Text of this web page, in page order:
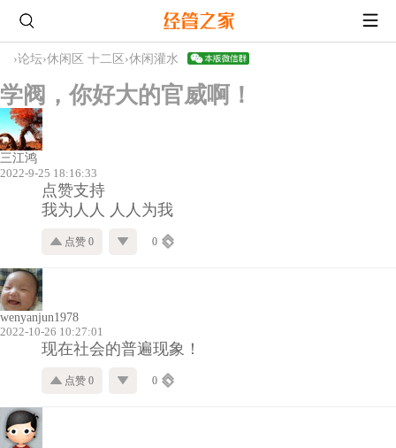
›论坛›休闲区 十二区 ›休闲灌水
学阀，你好大的官威啊！
三江鸿
2022-9-25 18:16:33
点赞支持
我为人人 人人为我
点赞 0 0
wenyanjun1978
2022-10-26 10:27:01
现在社会的普遍现象！
点赞 0 0